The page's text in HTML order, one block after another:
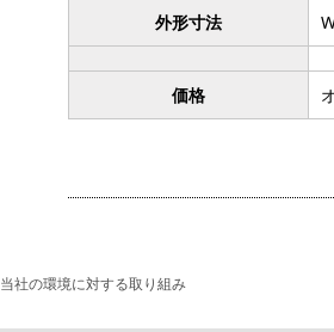
外形寸法
価格
当社の環境に対する取り組み